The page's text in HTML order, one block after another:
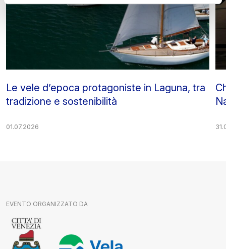
Le vele d’epoca protagoniste in Laguna, tra
tradizione e sostenibilità
01.07.2026
EVENTO ORGANIZZATO DA